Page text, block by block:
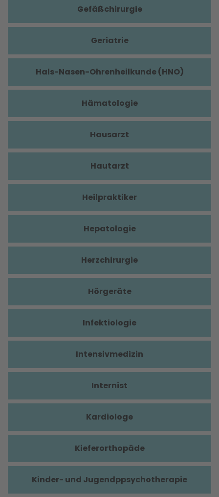
Gefäßchirurgie
Geriatrie
Hals-Nasen-Ohrenheilkunde (HNO)
Hämatologie
Hausarzt
Hautarzt
Heilpraktiker
Hepatologie
Herzchirurgie
Hörgeräte
Infektiologie
Intensivmedizin
Internist
Kardiologe
Kieferorthopäde
Kinder- und Jugendppsychotherapie